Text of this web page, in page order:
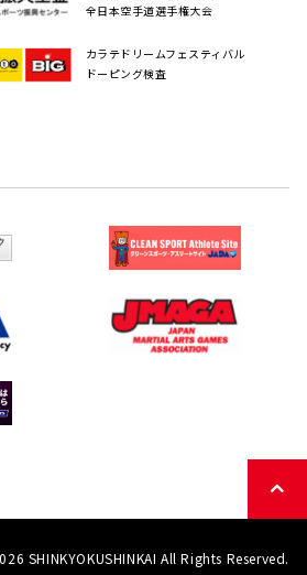
全日本空手道選手権大会
カラテドリームフェスティバル
ドーピング検査
SHINKYOKUSHINKAI All Rights Reserved.